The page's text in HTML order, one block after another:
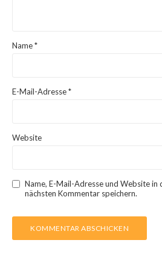
Name*
E-Mail-Adresse*
Website
Name, E-Mail-Adresse und Website in
nächsten Kommentar speichern.